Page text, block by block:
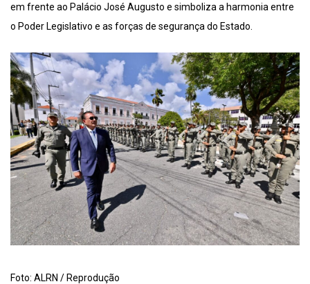
em frente ao Palácio José Augusto e simboliza a harmonia entre
o Poder Legislativo e as forças de segurança do Estado.
Foto: ALRN / Reprodução